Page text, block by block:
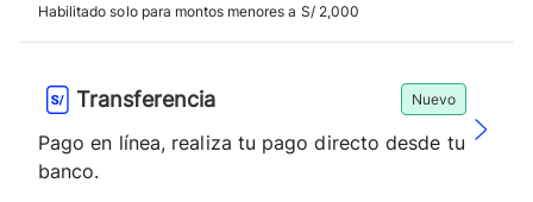
Habilitado solo para montos menores a S/ 2,000
Transferencia Nuevo
Pago en línea, realiza tu pago directo desde tu
banco.